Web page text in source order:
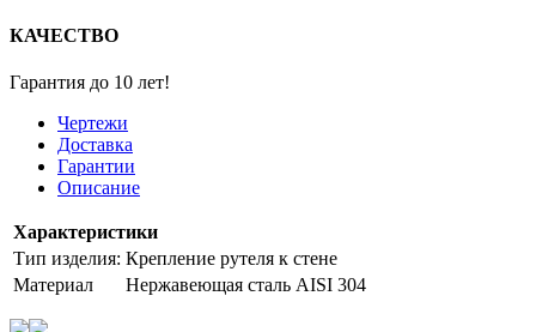
КАЧЕСТВО
Гарантия до 10 лет!
Чертежи
Доставка
Гарантии
Описание
Характеристики
Тип изделия: Крепление рутеля к стене
Материал
Нержавеющая сталь AISI 304